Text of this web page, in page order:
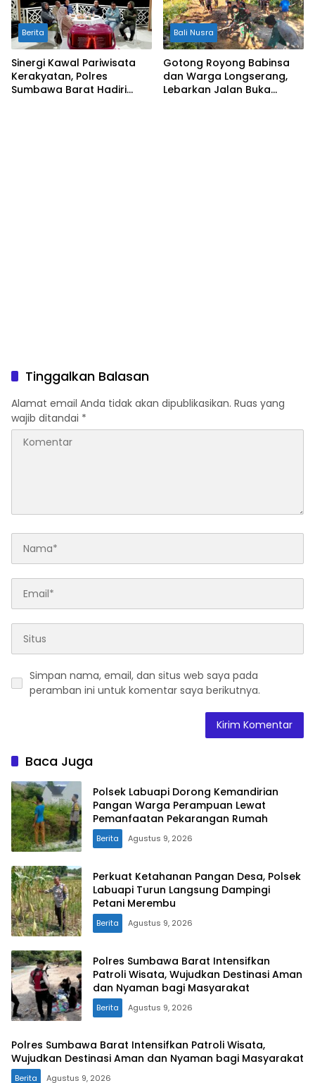
Berita
Sinergi Kawal Pariwisata
Kerakyatan, Polres
Sumbawa Barat Hadiri
Bali Nusra
Gotong Royong Babinsa
dan Warga Longserang,
Lebarkan Jalan Buka
Tinggalkan Balasan
Alamat email Anda tidak akan dipublikasikan. Ruas yang
wajib ditandai *
Simpan nama, email, dan situs web saya pada
peramban ini untuk komentar saya berikutnya.
Baca Juga
Polsek Labuapi Dorong Kemandirian
Pangan Warga Perampuan Lewat
Pemanfaatan Pekarangan Rumah
Berita Agustus 9, 2026
Perkuat Ketahanan Pangan Desa, Polsek
Labuapi Turun Langsung Dampingi
Petani Merembu
Berita Agustus 9, 2026
Polres Sumbawa Barat Intensifkan
Patroli Wisata, Wujudkan Destinasi Aman
dan Nyaman bagi Masyarakat
Berita Agustus 9, 2026
Polres Sumbawa Barat Intensifkan Patroli Wisata,
Wujudkan Destinasi Aman dan Nyaman bagi Masyarakat
Berita Agustus 9, 2026